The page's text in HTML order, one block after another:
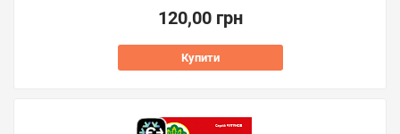
120,00 грн
Купити